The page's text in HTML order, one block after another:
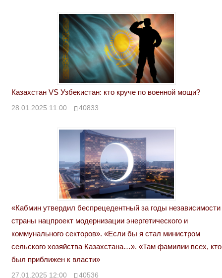
Казахстан VS Узбекистан: кто круче по военной мощи?
28.01.2025 11:00 40833
«Кабмин утвердил беспрецедентный за годы независимости
страны нацпроект модернизации энергетического и
коммунального секторов». «Если бы я стал министром
сельского хозяйства Казахстана…». «Там фамилии всех, кто
был приближен к власти»
27.01.2025 12:00 40536